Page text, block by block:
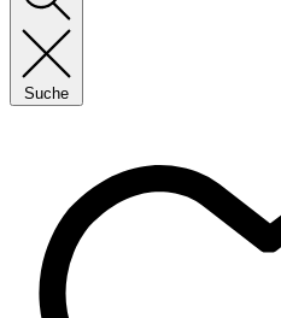
Suche